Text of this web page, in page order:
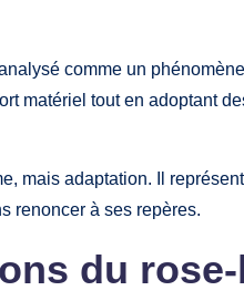
comme un
matériel tout en adoptant
mais adaptation. Il
renoncer à ses repères.
du